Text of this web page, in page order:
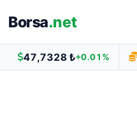
Borsa.net
47,7328 ₺+0.01%